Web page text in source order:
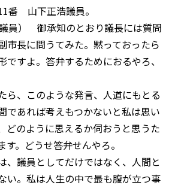
山下正浩議員。
） 御承知のとおり議長には質問
市長に問うてみた。黙っておったら
ですよ。答弁するためにおるやろ、
ら、このような発言、人道にもとる
であれば考えもつかないと私は思い
どのように思えるか伺おうと思うた
。どうせ答弁せんやろ。
、議員としてだけではなく、人間と
い。私は人生の中で最も腹が立つ事